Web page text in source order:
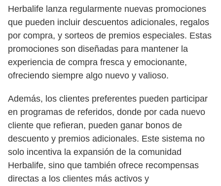
Herbalife lanza regularmente nuevas promociones
que pueden incluir descuentos adicionales, regalos
por compra, y sorteos de premios especiales. Estas
promociones son diseñadas para mantener la
experiencia de compra fresca y emocionante,
ofreciendo siempre algo nuevo y valioso.
Además, los clientes preferentes pueden participar
en programas de referidos, donde por cada nuevo
cliente que refieran, pueden ganar bonos de
descuento y premios adicionales. Este sistema no
solo incentiva la expansión de la comunidad
Herbalife, sino que también ofrece recompensas
directas a los clientes más activos y